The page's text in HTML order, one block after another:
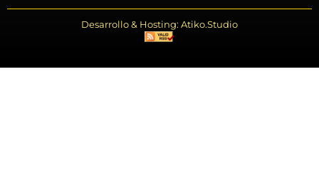
Desarrollo & Hosting: Atiko.Studio